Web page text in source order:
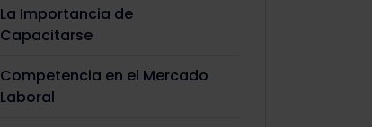
La Importancia de
Capacitarse
Competencia en el Mercado
Laboral